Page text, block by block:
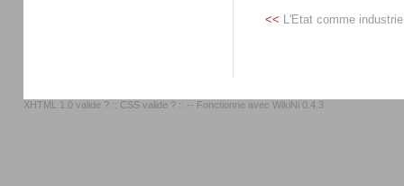
<< L'Etat comme
XHTML 1.0 valide ? :: CSS valide ? :: -- Fonctionne avec WikiNi 0.4.3